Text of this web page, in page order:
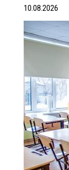
10.08.2026